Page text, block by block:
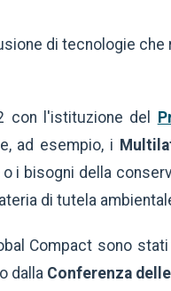
di tecnologie
con l'istituzione del
ad esempio, i
bisogni della
di tutela
Compact sono
dalla Conferenza